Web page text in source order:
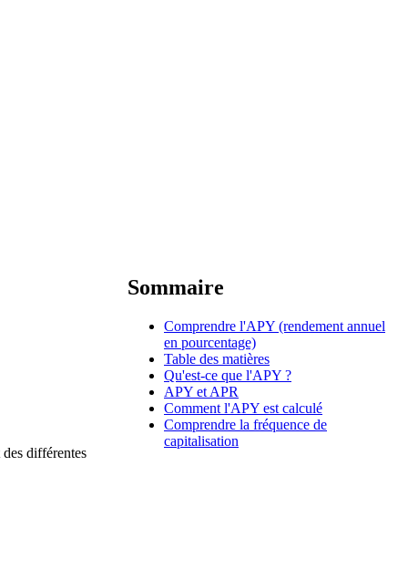
différentes
Sommaire
Comprendre l'APY (rendement annuel
en pourcentage)
Table des matières
Qu'est-ce que l'APY ?
APY et APR
Comment l'APY est calculé
Comprendre la fréquence de
capitalisation